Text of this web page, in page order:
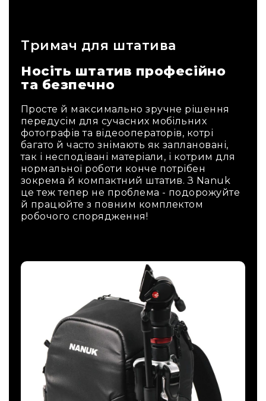
Тримач для штатива
Носіть штатив професійно
та безпечно
Просте й максимально зручне рішення
передусім для сучасних мобільних
фотографів та відеооператорів, котрі
багато й часто знімають як заплановані,
так і несподівані матеріали, і котрим для
нормальної роботи конче потрібен
зокрема й компактний штатив. З Nanuk
це теж тепер не проблема - подорожуйте
й працюйте з повним комплектом
робочого спорядження!